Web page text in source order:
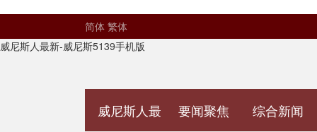
简体 繁体
威尼斯人最新-威尼斯5139手机版
威尼斯人最 要闻聚焦 综合新闻